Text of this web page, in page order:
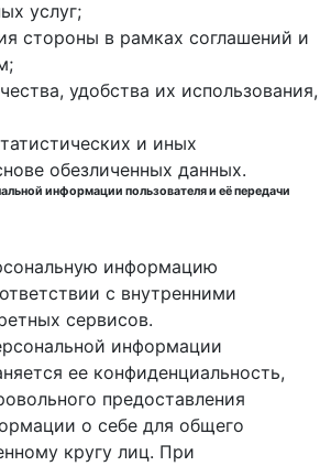
услуг;
стороны в рамках соглашений и
удобства их использования,
и иных
обезличенных данных.
информации пользователя и её передачи
информацию
с внутренними
сервисов.
информации
ее конфиденциальность,
предоставления
о себе для общего
кругу лиц. При